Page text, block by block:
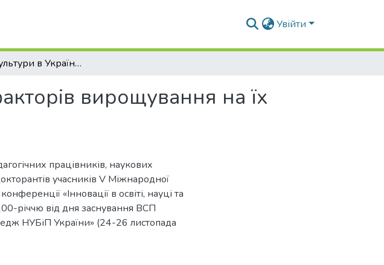
Увійти
Олійні культури в Україні та вплив факторів вирощування на їх продуктивність
вирощування на їх
працівників, наукових
учасників V Міжнародної
«Інновації в освіті, науці та
річчю від дня заснування ВСП
НУБіП України» (24-26 листопада